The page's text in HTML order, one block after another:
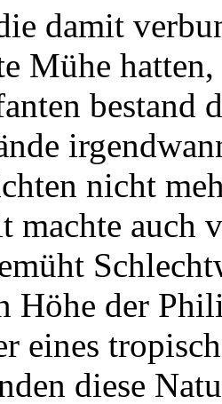
damit
Mühe
bestand
nicht
machte auch
Höhe der
eines
diese